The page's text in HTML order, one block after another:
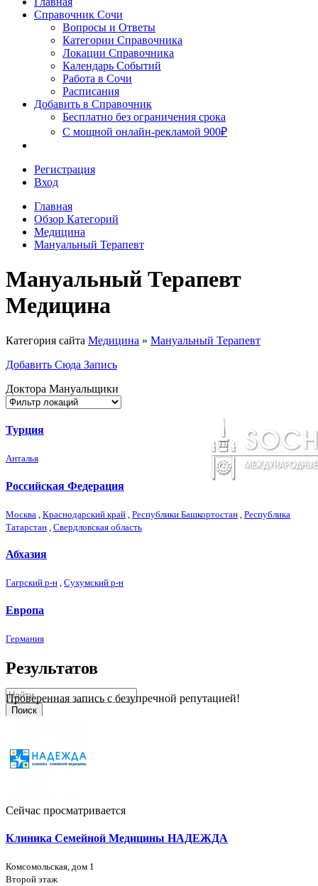
Сочи
Поиск
Справочник Сочи
Вопросы и Ответы
Категории Справочника
Локации Справочника
Календарь Событий
Работа в Сочи
Расписания
Добавить в Справочник
Бесплатно без ограничения срока
С мощной онлайн-рекламой 900₽
Регистрация
Вход
Главная
Обзор Категорий
Медицина
Мануальный Терапевт
Мануальный Терапевт
Медицина
Категория сайта Медицина » Мануальный Терапевт
Добавить Сюда Запись
Доктора Мануальщики
Турция
Анталья
Российская Федерация
Москва Краснодарский край Республики Башкортостан Республика
Татарстан Свердловская область
Абхазия
Гагрский р-н , Сухумский р-н
Европа
Германия
Результатов
Проверенная запись с безупречной репутацией!
Сейчас просматривается
Клиника Семейной Медицины НАДЕЖДА
Комсомольская, дом 1
Второй этаж